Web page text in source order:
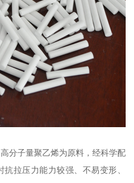
分子量聚乙烯为原料，经科学配
拉压力能力较强、不易变形、